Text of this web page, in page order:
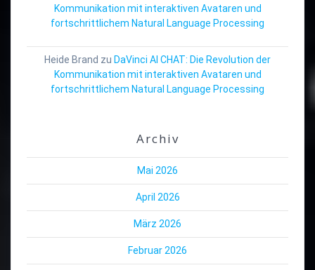
Kommunikation mit interaktiven Avataren und
fortschrittlichem Natural Language Processing
Heide Brand zu DaVinci AI CHAT: Die Revolution der
Kommunikation mit interaktiven Avataren und
fortschrittlichem Natural Language Processing
Archiv
Mai 2026
April 2026
März 2026
Februar 2026